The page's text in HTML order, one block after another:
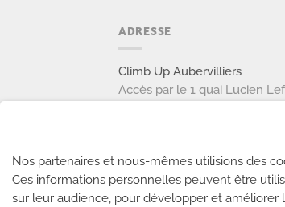
ADRESSE
Climb Up Aubervilliers
Accès par le 1 quai Lucien
NOUS CONTACTER
Nos partenaires et nous-mêmes utilisions des
Ces informations personnelles peuvent être
sur leur audience, pour développer et améliorer